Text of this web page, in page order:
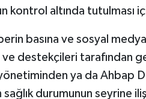
kontrol altında tutulması
basına ve sosyal
ve destekçileri tarafından
ya da Ahbap
sağlık durumunun seyrine